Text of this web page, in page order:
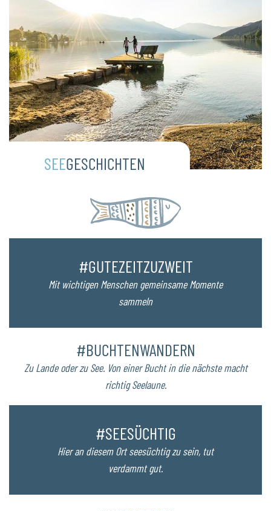
SEEGESCHICHTEN
#GUTEZEITZUZWEIT
Mit wichtigen Menschen gemeinsame Momente
sammeln
#BUCHTENWANDERN
Zu Lande oder zu See. Von einer Bucht in die nächste macht
richtig Seelaune.
#SEESÜCHTIG
Hier an diesem Ort seesüchtig zu sein, tut
verdammt gut.